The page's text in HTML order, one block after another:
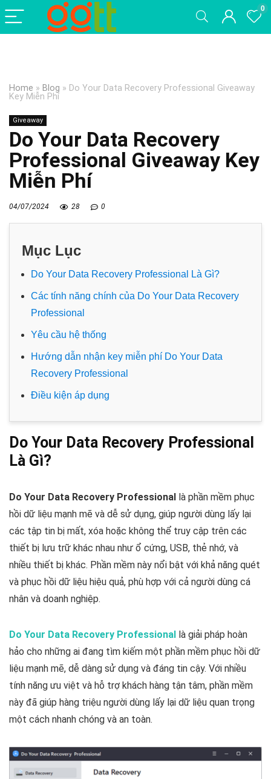
0
Home » Blog » Do Your Data Recovery Professional Giveaway
Key Miễn Phí
Giveaway
Do Your Data Recovery
Professional Giveaway Key
Miễn Phí
04/07/2024 28 0
Mục Lục
Do Your Data Recovery Professional Là Gì?
Các tính năng chính của Do Your Data Recovery
Professional
Yêu cầu hệ thống
Hướng dẫn nhận key miễn phí Do Your Data
Recovery Professional
Điều kiện áp dụng
Do Your Data Recovery Professional
Là Gì?
Do Your Data Recovery Professional là phần mềm phục
hồi dữ liệu mạnh mẽ và dễ sử dụng, giúp người dùng lấy lại
các tập tin bị mất, xóa hoặc không thể truy cập trên các
thiết bị lưu trữ khác nhau như ổ cứng, USB, thẻ nhớ, và
nhiều thiết bị khác. Phần mềm này nổi bật với khả năng quét
và phục hồi dữ liệu hiệu quả, phù hợp với cả người dùng cá
nhân và doanh nghiệp.
Do Your Data Recovery Professional là giải pháp hoàn
hảo cho những ai đang tìm kiếm một phần mềm phục hồi dữ
liệu mạnh mẽ, dễ dàng sử dụng và đáng tin cậy. Với nhiều
tính năng ưu việt và hỗ trợ khách hàng tận tâm, phần mềm
này đã giúp hàng triệu người dùng lấy lại dữ liệu quan trọng
một cách nhanh chóng và an toàn.